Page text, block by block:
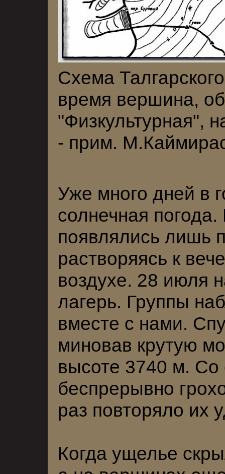
Схема
время вершина,
"Физкультурная",
- прим.
Уже много дней в
солнечная
появлялись лишь
растворяясь к
воздухе. 28 июля
лагерь. Группы
вместе с нами.
миновав крутую
высоте 3740 м. Со
беспрерывно
раз повторяло их
Когда ущелье